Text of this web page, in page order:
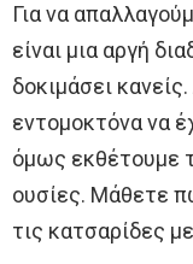
Για να
είναι μια αργή
δοκιμάσει
εντομοκτόνα να
όμως εκθέτουμε
ουσίες. Μάθετε
τις κατσαρίδες